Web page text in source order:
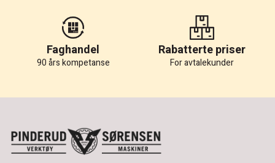
Faghandel
90 års kompetanse
Rabatterte priser
For avtalekunder